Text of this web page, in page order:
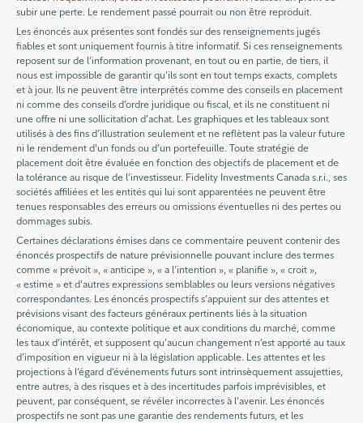
subir une perte. Le rendement passé pourrait ou non être reproduit.
Les énoncés aux présentes sont fondés sur des renseignements jugés
fiables et sont uniquement fournis à titre informatif. Si ces renseignements
reposent sur de l’information provenant, en tout ou en partie, de tiers, il
nous est impossible de garantir qu’ils sont en tout temps exacts, complets
et à jour. Ils ne peuvent être interprétés comme des conseils en placement
ni comme des conseils d’ordre juridique ou fiscal, et ils ne constituent ni
une offre ni une sollicitation d’achat. Les graphiques et les tableaux sont
utilisés à des fins d’illustration seulement et ne reflètent pas la valeur future
ni le rendement d’un fonds ou d’un portefeuille. Toute stratégie de
placement doit être évaluée en fonction des objectifs de placement et de
la tolérance au risque de l’investisseur. Fidelity Investments Canada s.r.i., ses
sociétés affiliées et les entités qui lui sont apparentées ne peuvent être
tenues responsables des erreurs ou omissions éventuelles ni des pertes ou
dommages subis.
Certaines déclarations émises dans ce commentaire peuvent contenir des
énoncés prospectifs de nature prévisionnelle pouvant inclure des termes
comme « prévoit », « anticipe », « a l’intention », « planifie », « croit »,
« estime » et d’autres expressions semblables ou leurs versions négatives
correspondantes. Les énoncés prospectifs s’appuient sur des attentes et
prévisions visant des facteurs généraux pertinents liés à la situation
économique, au contexte politique et aux conditions du marché, comme
les taux d’intérêt, et supposent qu’aucun changement n’est apporté au taux
d’imposition en vigueur ni à la législation applicable. Les attentes et les
projections à l’égard d’événements futurs sont intrinsèquement assujetties,
entre autres, à des risques et à des incertitudes parfois imprévisibles, et
peuvent, par conséquent, se révéler incorrectes à l’avenir. Les énoncés
prospectifs ne sont pas une garantie des rendements futurs, et les